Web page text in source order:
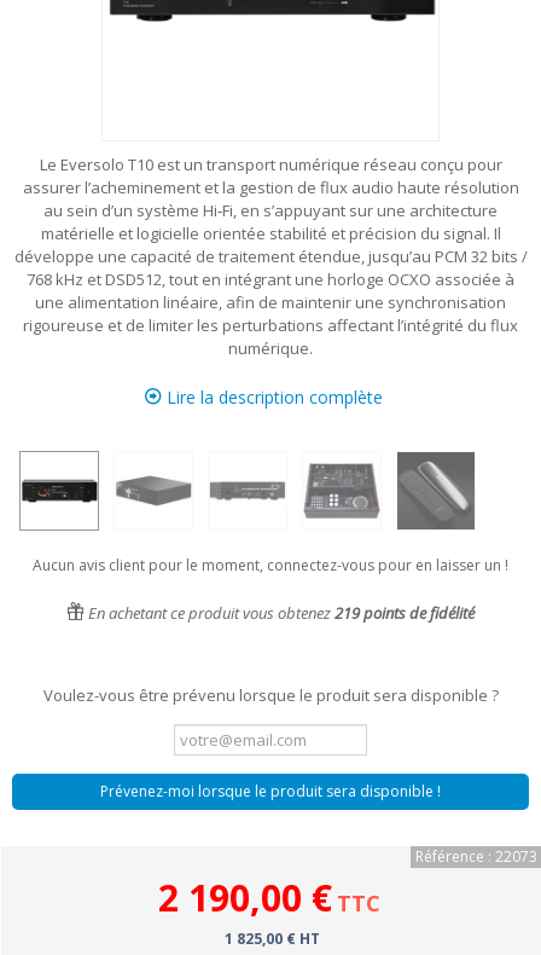
Le Eversolo T10 est un transport numérique réseau conçu pour
assurer l’acheminement et la gestion de flux audio haute résolution
au sein d’un système Hi‑Fi, en s’appuyant sur une architecture
matérielle et logicielle orientée stabilité et précision du signal. Il
développe une capacité de traitement étendue, jusqu’au PCM 32 bits /
768 kHz et DSD512, tout en intégrant une horloge OCXO associée à
une alimentation linéaire, afin de maintenir une synchronisation
rigoureuse et de limiter les perturbations affectant l’intégrité du flux
numérique.
Lire la description complète
Aucun avis client pour le moment, connectez-vous pour en laisser un !
En achetant ce produit vous obtenez219points de fidélité
Voulez-vous être prévenu lorsque le produit sera disponible ?
Prévenez-moi lorsque le produit sera disponible !
Référence : 22073
2 190,00 € TTC
1 825,00 € HT